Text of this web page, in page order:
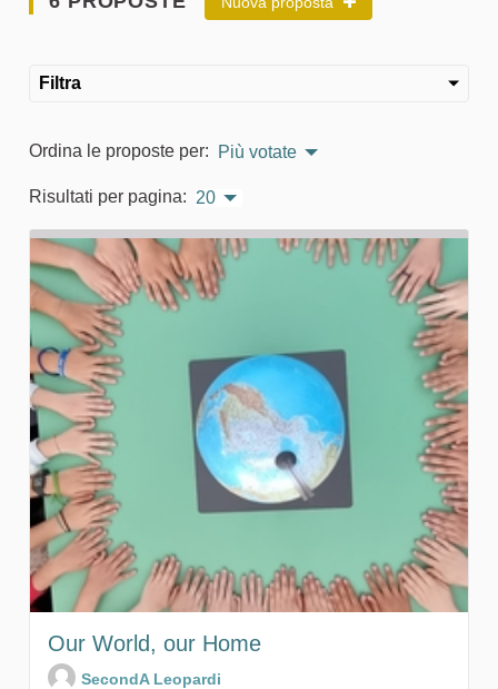
Filtra
Ordina le proposte per: Più votate
Risultati per pagina: 20
Our World, our Home
SecondA Leopardi